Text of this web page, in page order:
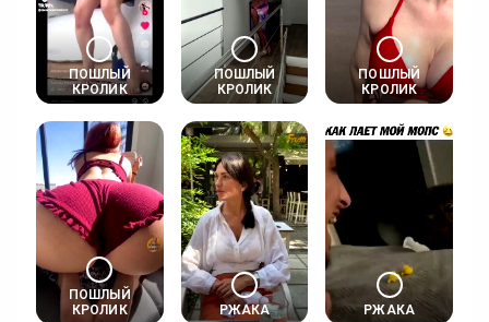
ПОШЛЫЙ
КРОЛИК
ПОШЛЫЙ
КРОЛИК
ПОШЛЫЙ
КРОЛИК
ПОШЛЫЙ
КРОЛИК
РЖАКА РЖАКА